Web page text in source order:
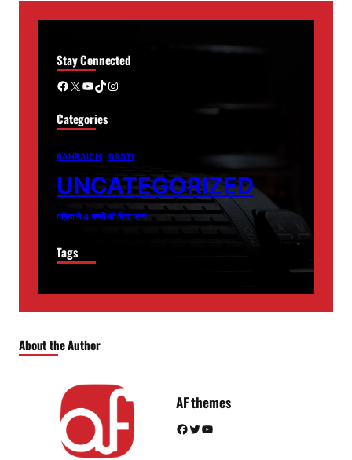
Stay Connected
Facebook X YouTube TikTok Instagram
Categories
BAHRAICH BASTI
UNCATEGORIZED
महिला ने 4 बच्चों को दिया जन्म
Tags
About the Author
AF themes
Facebook Twitter YouTube